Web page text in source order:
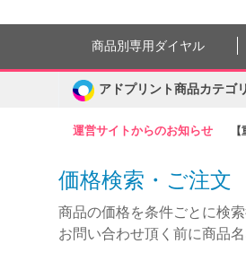
運営サイトからのお知らせ
商品別専用ダイヤル
アドプリント商品カテゴ
価格検索・ご注文
商品の価格を条件ごとに検
お問い合わせ頂く前に商品